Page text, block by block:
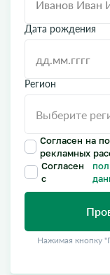
Дата рождения
Регион
Согласен на
рекламных
Согласен
с
Нажимая кнопку